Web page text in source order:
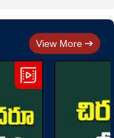
View More